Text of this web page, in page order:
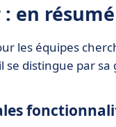
: en résumé
les équipes
se distingue par